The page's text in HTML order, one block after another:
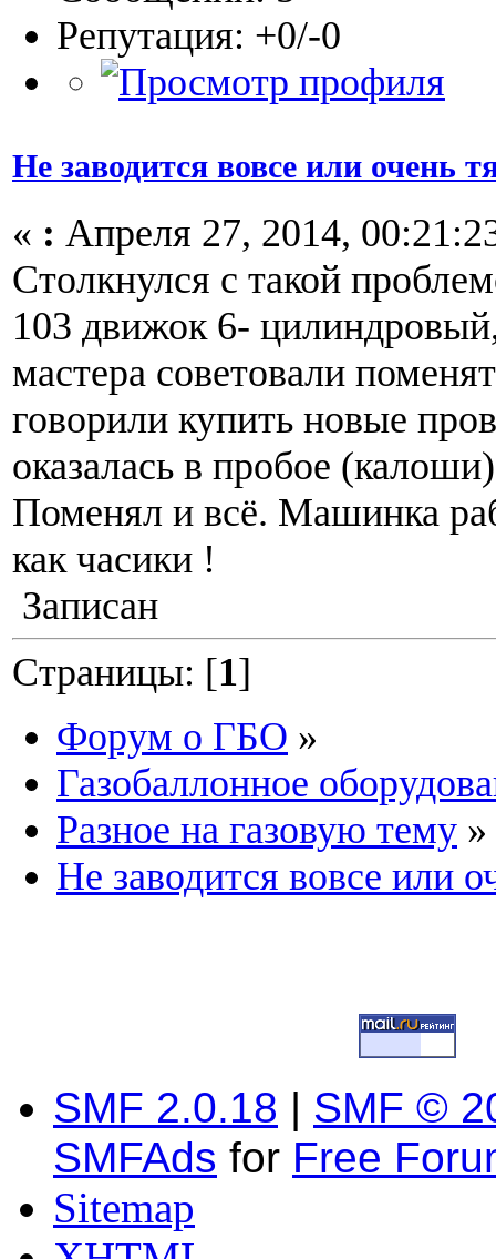
Репутация: +0/-0
Не заводится вовсе или очень
« : Апреля 27, 2014,
Столкнулся с такой
103 движок 6-
мастера советовали
говорили купить новые
оказалась в пробое
Поменял и всё. Машинка
как часики !
Записан
Страницы: [1]
Форум о ГБО »
Газобаллонное
Разное на газовую тему »
Не заводится вовсе или
SMF 2.0.18 | SMF ©
SMFAds for Free
Sitemap